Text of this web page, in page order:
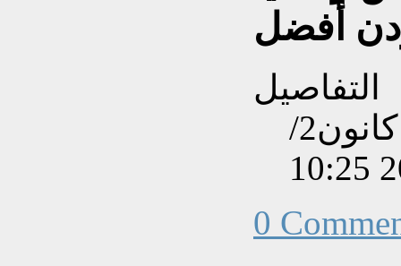
أفضل
التفاصيل
تم إنشاءه بتاريخ الإثنين, 20 كانون2/
0